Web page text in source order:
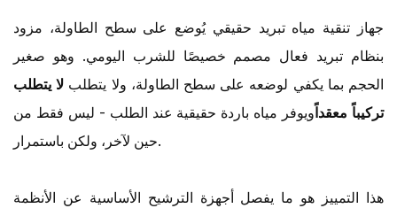
جهاز تنقية مياه تبريد حقيقي يُوضع على سطح الطاولة، مزود
بنظام تبريد فعال مصمم خصيصًا للشرب اليومي. وهو صغير
الحجم بما يكفي لوضعه على سطح الطاولة، ولا يتطلب لا يتطلب
تركيباً معقداًويوفر مياه باردة حقيقية عند الطلب - ليس فقط من
حين لآخر، ولكن باستمرار.
هذا التمييز هو ما يفصل أجهزة الترشيح الأساسية عن الأنظمة